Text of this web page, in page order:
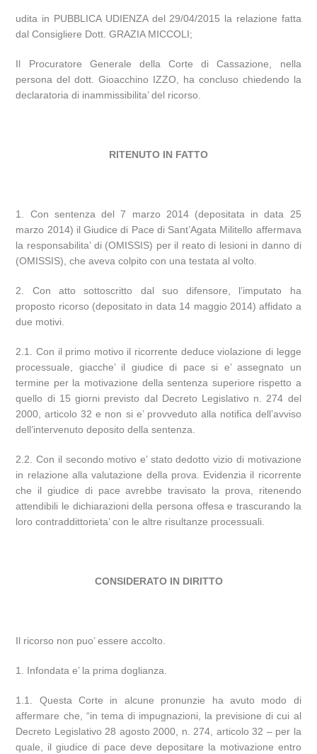
udita in PUBBLICA UDIENZA del 29/04/2015 la relazione fatta
dal Consigliere Dott. GRAZIA MICCOLI;
Il Procuratore Generale della Corte di Cassazione, nella
persona del dott. Gioacchino IZZO, ha concluso chiedendo la
declaratoria di inammissibilita’ del ricorso.
RITENUTO IN FATTO
1. Con sentenza del 7 marzo 2014 (depositata in data 25
marzo 2014) il Giudice di Pace di Sant’Agata Militello affermava
la responsabilita’ di (OMISSIS) per il reato di lesioni in danno di
(OMISSIS), che aveva colpito con una testata al volto.
2. Con atto sottoscritto dal suo difensore, l’imputato ha
proposto ricorso (depositato in data 14 maggio 2014) affidato a
due motivi.
2.1. Con il primo motivo il ricorrente deduce violazione di legge
processuale, giacche’ il giudice di pace si e’ assegnato un
termine per la motivazione della sentenza superiore rispetto a
quello di 15 giorni previsto dal Decreto Legislativo n. 274 del
2000, articolo 32 e non si e’ provveduto alla notifica dell’avviso
dell’intervenuto deposito della sentenza.
2.2. Con il secondo motivo e’ stato dedotto vizio di motivazione
in relazione alla valutazione della prova. Evidenzia il ricorrente
che il giudice di pace avrebbe travisato la prova, ritenendo
attendibili le dichiarazioni della persona offesa e trascurando la
loro contraddittorieta’ con le altre risultanze processuali.
CONSIDERATO IN DIRITTO
Il ricorso non puo’ essere accolto.
1. Infondata e’ la prima doglianza.
1.1. Questa Corte in alcune pronunzie ha avuto modo di
affermare che, “in tema di impugnazioni, la previsione di cui al
Decreto Legislativo 28 agosto 2000, n. 274, articolo 32 – per la
quale, il giudice di pace deve depositare la motivazione entro